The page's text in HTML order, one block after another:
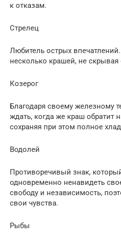
к отказам.
Стрелец
Любитель острых
несколько крашей, не скрывая
Козерог
Благодаря своему железному
ждать, когда же краш обратит
сохраняя при этом полное
Водолей
Противоречивый знак,
одновременно ненавидеть
свободу и независимость,
свои чувства.
Рыбы